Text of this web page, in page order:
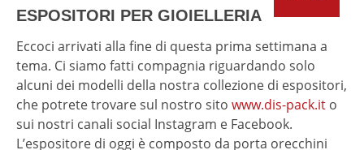
ESPOSITORI PER GIOIELLERIA
Eccoci arrivati alla fine di questa prima settimana a
tema. Ci siamo fatti compagnia riguardando solo
alcuni dei modelli della nostra collezione di espositori,
che potrete trovare sul nostro sito www.dis-pack.it o
sui nostri canali social Instagram e Facebook.
L’espositore di oggi è composto da porta orecchini